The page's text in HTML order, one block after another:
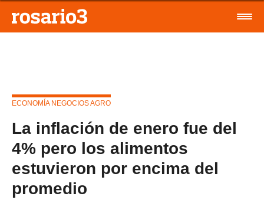
ECONOMÍA NEGOCIOS AGRO
La inflación de enero fue del
4% pero los alimentos
estuvieron por encima del
promedio